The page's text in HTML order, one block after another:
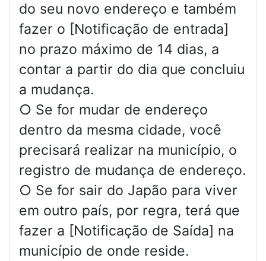
do seu novo endereço e também
fazer o [Notificação de entrada]
no prazo máximo de 14 dias, a
contar a partir do dia que concluiu
a mudança.
○ Se for mudar de endereço
dentro da mesma cidade, você
precisará realizar na município, o
registro de mudança de endereço.
○ Se for sair do Japão para viver
em outro país, por regra, terá que
fazer a [Notificação de Saída] na
município de onde reside.